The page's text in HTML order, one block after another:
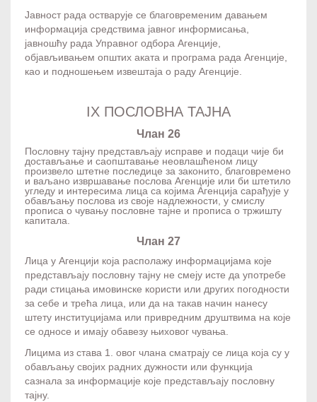
Јавност рада остварује се благовременим давањем
информација средствима јавног информисања,
јавношћу рада Управног одбора Агенције,
објављивањем општих аката и програма рада Агенције,
као и подношењем извештаја о раду Агенције.
IX ПОСЛОВНА ТАЈНА
Члан 26
Пословну тајну представљају исправе и подаци чије би
достављање и саопштавање неовлашћеном лицу
произвело штетне последице за законито, благовремено
и ваљано извршавање послова Агенције или би штетило
угледу и интересима лица са којима Агенција сарађује у
обављању послова из своје надлежности, у смислу
прописа о чувању пословне тајне и прописа о тржишту
капитала.
Члан 27
Лица у Агенцији која располажу информацијама које
представљају пословну тајну не смеју исте да употребе
ради стицања имовинске користи или других погодности
за себе и трећа лица, или да на такав начин нанесу
штету институцијама или привредним друштвима на које
се односе и имају обавезу њиховог чувања.
Лицима из става 1. овог члана сматрају се лица која су у
обављању својих радних дужности или функција
сазнала за информације које представљају пословну
тајну.